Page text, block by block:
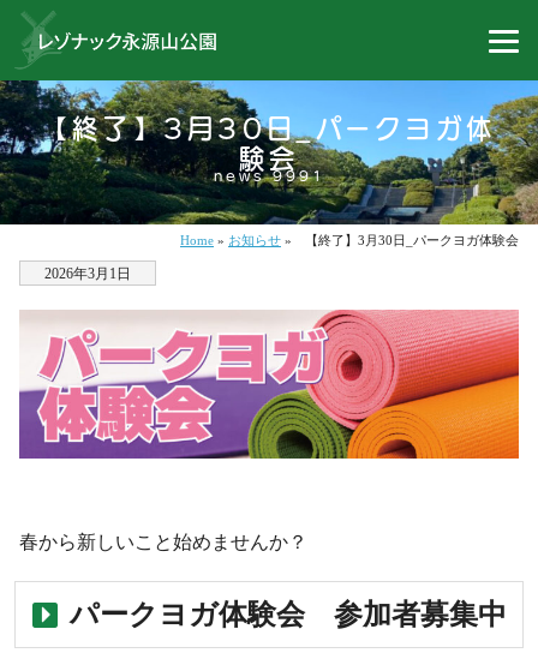
【終了】3月30日_パークヨガ体
験会
news 9991
Home » お知らせ » 【終了】3月30日_パークヨガ体験会
2026年3月1日
春から新しいこと始めませんか？
パークヨガ体験会 参加者募集中